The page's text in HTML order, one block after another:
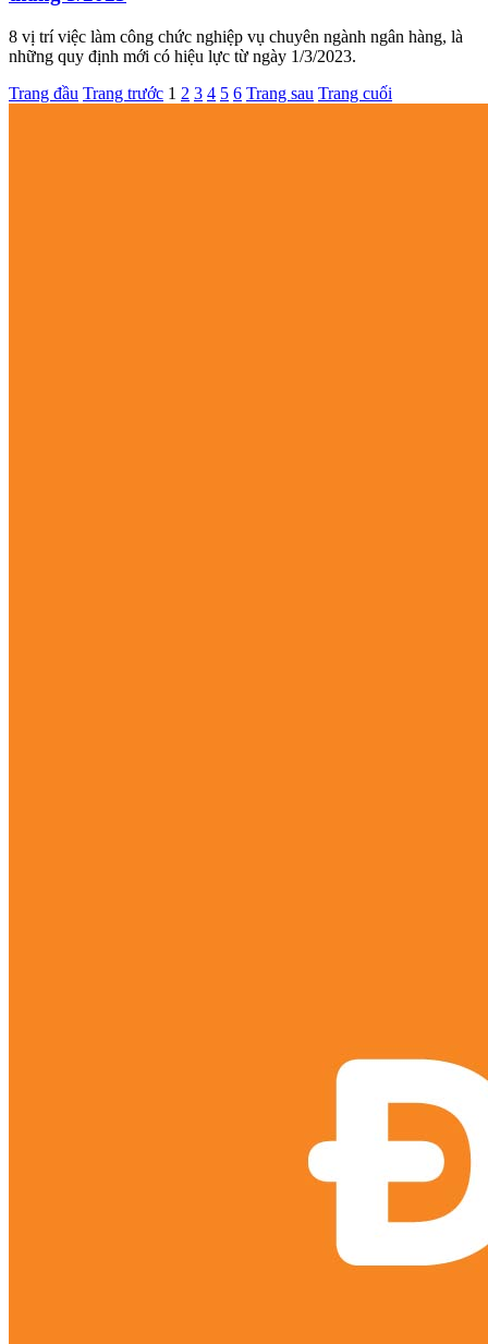
8 vị trí việc làm công chức nghiệp vụ chuyên ngành ngân hàng, là
những quy định mới có hiệu lực từ ngày 1/3/2023.
Trang đầu Trang trước 1 2 3 4 5 6 Trang sau Trang cuối